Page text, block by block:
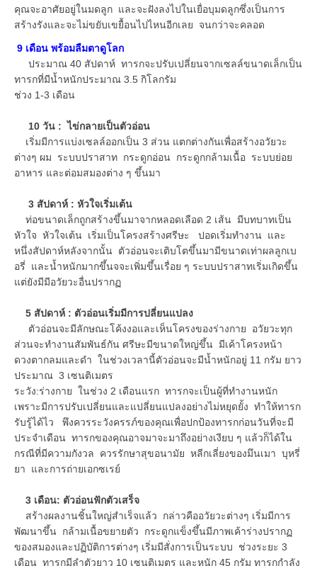
คุณจะอาศัยอยู่ในมดลูก และจะฝังลงไปในเยื่อบุมดลูกซึ่งเป็นการ
สร้างรังและจะไม่ขยับเขยื้อนไปไหนอีกเลย จนกว่าจะคลอด
9 เดือน พร้อมลืมตาดูโลก
ประมาณ 40 สัปดาห์ ทารกจะปรับเปลี่ยนจากเซลล์ขนาดเล็กเป็น
ทารกที่มีน้ำหนักประมาณ 3.5 กิโลกรัม
ช่วง 1-3 เดือน
10 วัน : ไข่กลายเป็นตัวอ่อน
เริ่มมีการแบ่งเซลล์ออกเป็น 3 ส่วน แตกต่างกันเพื่อสร้างอวัยวะ
ต่างๆ ผม ระบบปราสาท กระดูกอ่อน กระดูกกล้ามเนื้อ ระบบย่อย
อาหาร และต่อมสมองต่าง ๆ ขึ้นมา
3 สัปดาห์ : หัวใจเริ่มเต้น
ท่อขนาดเล็กถูกสร้างขึ้นมาจากหลอดเลือด 2 เส้น มีบทบาทเป็น
หัวใจ หัวใจเต้น เริ่มเป็นโครงสร้างศรีษะ ปอดเริ่มทำงาน และ
หนึ่งสัปดาห์หลังจากนั้น ตัวอ่อนจะเติบโตขึ้นมามีขนาดเท่าผลลูกเบ
อรี่ และน้ำหนักมากขึ้นจจะเพิ่มขึ้นเรื่อย ๆ ระบบปราสาทเริ่มเกิดขึ้น
แต่ยังมีมีอวัยวะอื่นปรากฏ
5 สัปดาห์ : ตัวอ่อนเริ่มมีการปลี่ยนแปลง
ตัวอ่อนจะมีลักษณะโค้งงอและเห็นโครงของร่างกาย อวัยวะทุก
ส่วนจะทำงานสัมพันธ์กัน ศรีษะมีขนาดใหญ่ขึ้น มีเค้าโครงหน้า
ดวงตากลมและดำ ในช่วงเวลานี้ตัวอ่อนจะมีน้ำหนักอยู่ 11 กรัม ยาว
ประมาณ 3 เซนติเมตร
ระวัง:ร่างกาย ในช่วง 2 เดือนแรก ทารกจะเป็นผู้ที่ทำงานหนัก
เพราะมีการปรับเปลี่ยนและแปลี่ยนแปลงอย่างไม่หยุดยั้ง ทำให้ทารก
รับรู้ได้ไว พึงควรระวังครรภ์ของคุณเพื่อปกป้องทารกก่อนวันที่จะมี
ประจำเดือน ทารกของคุณอาจมาจะมาถึงอย่างเงียบ ๆ แล้วก็ได้ใน
กรณีที่มีความกังวล ควรรักษาสุขอนามัย หลีกเลี่ยงของมึนเมา บุหรี่
ยา และการถ่ายเอกซเรย์
3 เดือน: ตัวอ่อนฟักตัวเสร็จ
สร้างผลงานชิ้นใหญ่สำเร็จแล้ว กล่าวคืออวัยวะต่างๆ เริ่มมีการ
พัฒนาขึ้น กล้ามเนื้อขยายตัว กระดูกแข็งขึ้นมีภาพเค้าร่างปรากฏ
ของสมองและปฏิบัติการต่างๆ เริ่มมีสั่งการเป็นระบบ ช่วงระยะ 3
เดือน ทารกมีลำตัวยาว 10 เซนติเมตร และหนัก 45 กรัม ทารกกำลัง